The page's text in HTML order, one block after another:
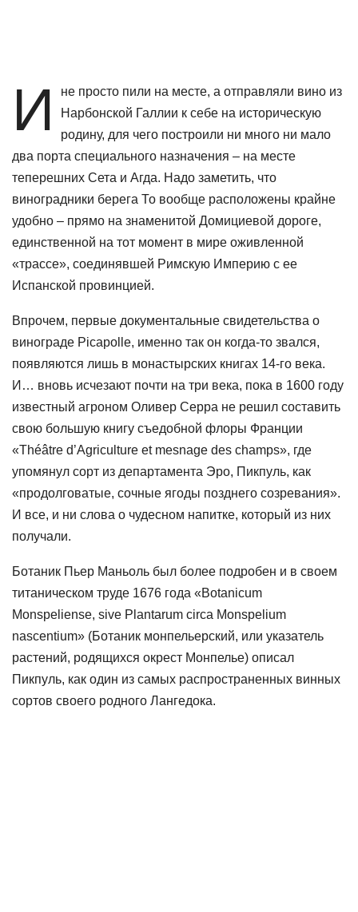
И
не просто пили на месте, а отправляли вино из
Нарбонской Галлии к себе на историческую
родину, для чего построили ни много ни мало
два порта специального назначения – на месте
теперешних Сета и Агда. Надо заметить, что
виноградники берега То вообще расположены крайне
удобно – прямо на знаменитой Домициевой дороге,
единственной на тот момент в мире оживленной
«трассе», соединявшей Римскую Империю с ее
Испанской провинцией.
Впрочем, первые документальные свидетельства о
винограде Picapolle, именно так он когда-то звался,
появляются лишь в монастырских книгах 14-го века.
И… вновь исчезают почти на три века, пока в 1600 году
известный агроном Оливер Серра не решил составить
свою большую книгу съедобной флоры Франции
«Théâtre d’Agriculture et mesnage des champs», где
упомянул сорт из департамента Эро, Пикпуль, как
«продолговатые, сочные ягоды позднего созревания».
И все, и ни слова о чудесном напитке, который из них
получали.
Ботаник Пьер Маньоль был более подробен и в своем
титаническом труде 1676 года «Botanicum
Monspeliense, sive Plantarum circa Monspelium
nascentium» (Ботаник монпельерский, или указатель
растений, родящихся окрест Монпелье) описал
Пикпуль, как один из самых распространенных винных
сортов своего родного Лангедока.